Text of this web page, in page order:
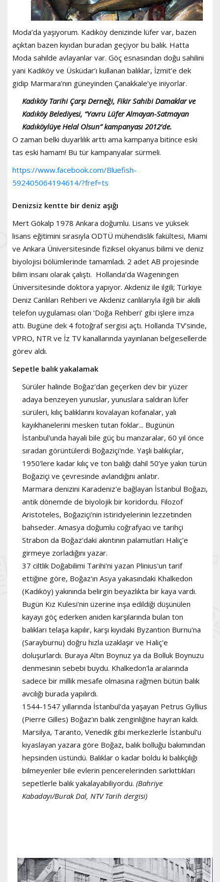
Moda’da yaşıyorum. Kadıköy denizinde lüfer var, bazen
açıktan bazen kıyıdan buradan geçiyor bu balık. Hatta
Moda sahilde avlayanlar var. Göç esnasından doğu sahilini
yani Kadıköy ve Üsküdar’ı kullanan balıklar, İzmit’e dek
gidip Marmara’nın güneyinden Çanakkale’ye iniyorlar.
Kadıköy Tarihi Çarşı Derneği, Fikir Sahibi Damaklar ve
Kadıköy Belediyesi, “Yavru Lüfer Almayan-Satmayan
Kadıköylüye Helal Olsun” kampanyası 2012’de.
O zaman belki duyarlılık arttı ama kampanya bitince eski
tas eski hamam! Bu tür kampanyalar sürmeli.
https://www.facebook.com/Bluefish-
592405064194614/?fref=ts
Denizsiz kentte bir deniz aşığı
Mert Gökalp 1978 Ankara doğumlu. Lisans ve yüksek
lisans eğitimini sırasıyla ODTÜ mühendislik fakültesi, Miami
ve Ankara Üniversitesinde fiziksel okyanus bilimi ve deniz
biyolojisi bölümlerinde tamamladı. 2 adet AB projesinde
bilim insanı olarak çalıştı. Hollanda’da Wageningen
Üniversitesinde doktora yapıyor. Akdeniz ile ilgili; Türkiye
Deniz Canlıları Rehberi ve Akdeniz canlılarıyla ilgili bir akıllı
telefon uygulaması olan ‘Doğa Rehberi’ gibi işlere imza
attı. Bugüne dek 4 fotoğraf sergisi açtı. Hollanda TV’sinde,
VPRO, NTR ve İz TV kanallarında yayınlanan belgesellerde
görev aldı.
Sepetle balık yakalamak
Sürüler halinde Boğaz'dan geçerken dev bir yüzer
adaya benzeyen yunuslar, yunuslara saldıran lüfer
sürüleri, kılıç balıklarını kovalayan kofanalar, yalı
kayıkhanelerini mesken tutan foklar... Bugünün
İstanbul'unda hayali bile güç bu manzaralar, 60 yıl önce
sıradan görüntülerdi Boğaziçi'nde. Yaşlı balıkçılar,
1950'lere kadar kılıç ve ton balığı dahil 50’ye yakın türün
Boğaziçi ve çevresinde avlandığını anlatır.
Marmara denizini Karadeniz'e bağlayan İstanbul Boğazı,
antik dönemde de biyolojik bir koridordu. Filozof
Aristoteles, Boğaziçi'nin istiridyelerinin lezzetinden
bahseder. Amasya doğumlu coğrafyacı ve tarihçi
Strabon da Boğaz'daki akıntının palamutları Haliç'e
girmeye zorladığını yazar.
37 ciltlik Doğabilimi Tarihi'ni yazan Plinius'un tarif
ettiğine göre, Boğaz'ın Asya yakasındaki Khalkedon
(Kadıköy) yakınında belirgin beyazlıkta bir kaya vardı.
Bugün Kız Kulesi'nin üzerine inşa edildiği düşünülen
kayayı göç ederken aniden karşılarında bulan ton
balıkları telaşa kapılır, karşı kıyıdaki Byzantion Burnu'na
(Sarayburnu) doğru hızla uzaklaşır ve Haliç'e
doluşurlardı. Buraya Altın Boynuz ya da Bolluk Boynuzu
denmesinin sebebi buydu. Khalkedon'la aralarında
sadece bir millik mesafe olmasına rağmen bütün balık
avcılığı burada yapılırdı.
1544-1547 yıllarında İstanbul'da yaşayan Petrus Gyllius
(Pierre Gilles) Boğaz'ın balık zenginliğine hayran kaldı.
Marsilya, Taranto, Venedik gibi merkezlerle İstanbul'u
kıyaslayan yazara göre Boğaz, balık bolluğu bakımından
hepsinden üstündü. Balıklar o kadar boldu ki balıkçılığı
bilmeyenler bile evlerin pencerelerinden sarkıttıkları
sepetlerle balık yakalayabiliyordu. (Bahriye
Kabadayı/Burak Dal, NTV Tarih dergisi)